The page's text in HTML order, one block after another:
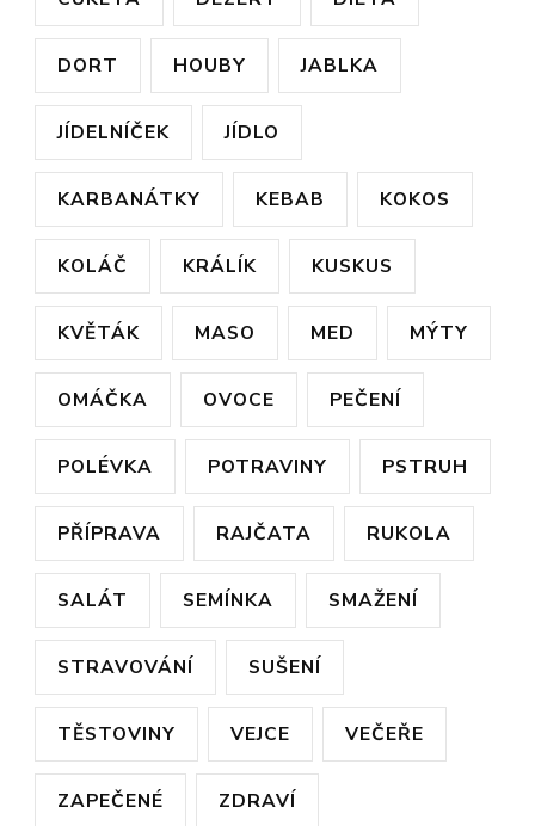
DORT HOUBY JABLKA
JÍDELNÍČEK JÍDLO
KARBANÁTKY KEBAB KOKOS
KOLÁČ KRÁLÍK KUSKUS
KVĚTÁK MASO MED MÝTY
OMÁČKA OVOCE PEČENÍ
POLÉVKA POTRAVINY PSTRUH
PŘÍPRAVA RAJČATA RUKOLA
SALÁT SEMÍNKA SMAŽENÍ
STRAVOVÁNÍ SUŠENÍ
TĚSTOVINY VEJCE VEČEŘE
ZAPEČENÉ ZDRAVÍ